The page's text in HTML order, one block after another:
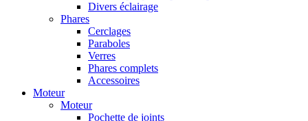
Divers éclairage
Phares
Cerclages
Paraboles
Verres
Phares complets
Accessoires
Moteur
Moteur
Pochette de joints